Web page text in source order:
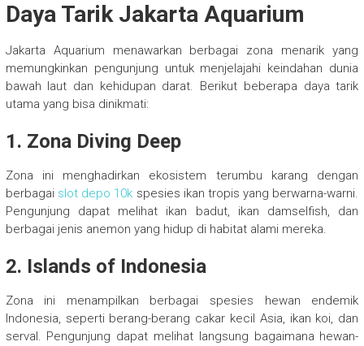
Daya Tarik Jakarta Aquarium
Jakarta Aquarium menawarkan berbagai zona menarik yang
memungkinkan pengunjung untuk menjelajahi keindahan dunia
bawah laut dan kehidupan darat. Berikut beberapa daya tarik
utama yang bisa dinikmati:
1. Zona Diving Deep
Zona ini menghadirkan ekosistem terumbu karang dengan
berbagai slot depo 10k spesies ikan tropis yang berwarna-warni.
Pengunjung dapat melihat ikan badut, ikan damselfish, dan
berbagai jenis anemon yang hidup di habitat alami mereka.
2. Islands of Indonesia
Zona ini menampilkan berbagai spesies hewan endemik
Indonesia, seperti berang-berang cakar kecil Asia, ikan koi, dan
serval. Pengunjung dapat melihat langsung bagaimana hewan-